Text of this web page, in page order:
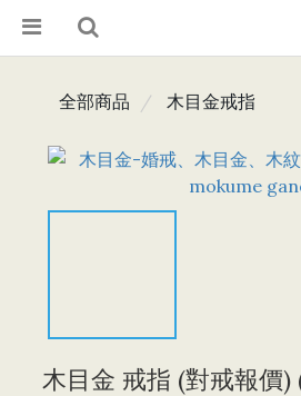
全部商品 木目金戒指
木目金 戒指 (對戒報價